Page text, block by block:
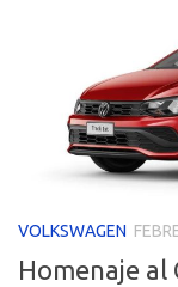
VOLKSWAGEN
Homenaje al